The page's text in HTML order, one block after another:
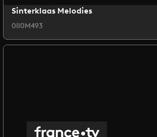
Sinterklaas Melodies
0II0M493